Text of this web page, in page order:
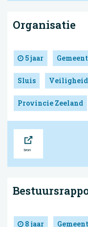
Organisatie
5 jaar
Sluis
Provincie Zeeland
8 jaar